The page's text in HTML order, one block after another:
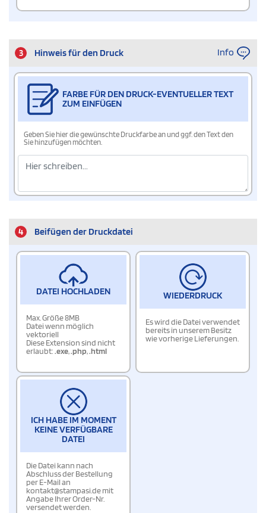
3 Hinweis für den Druck Info
FARBE FÜR DEN DRUCK-EVENTUELLER TEXT
ZUM EINFÜGEN
Geben Sie hier die gewünschte Druckfarbe an und ggf. den Text den
Sie hinzufügen möchten.
4 Beifügen der Druckdatei
DATEI HOCHLADEN
Max. Größe 8MB
Datei wenn möglich
vektoriell
Diese Extension sind nicht
erlaubt:.exe,.php,.html
WIEDERDRUCK
Es wird die Datei verwendet
bereits in unserem Besitz
wie vorherige Lieferungen.
ICH HABE IM MOMENT
KEINE VERFÜGBARE
DATEI
Die Datei kann nach
Abschluss der Bestellung
per E-Mail an
kontakt@stampasi.de mit
Angabe Ihrer Order-Nr.
versendet werden.